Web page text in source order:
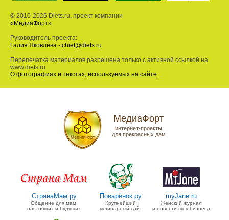
© 2010-2026 Diets.ru, проект компании
« МедиаФорт».
Руководитель проекта:
Галия Яковлева - chief@diets.ru
Перепечатка материалов разрешена только с активной ссылкой на
www.diets.ru
О фотографиях и текстах, используемых на сайте
МедиаФорт
интернет-проекты
для прекрасных дам
СтранаМам.ру
Общение для мам,
настоящих и будущих
Поварёнок.ру
Крупнейший
кулинарный сайт
myJane.ru
Женский журнал
и новости шоу-бизнеса